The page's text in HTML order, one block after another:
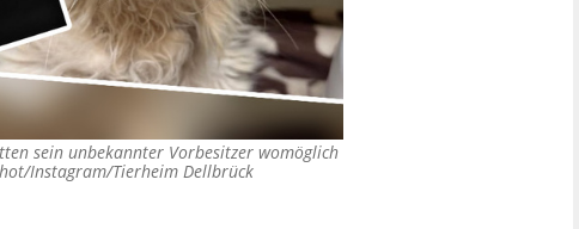
sein unbekannter Vorbesitzer womöglich
Instagram/Tierheim Dellbrück